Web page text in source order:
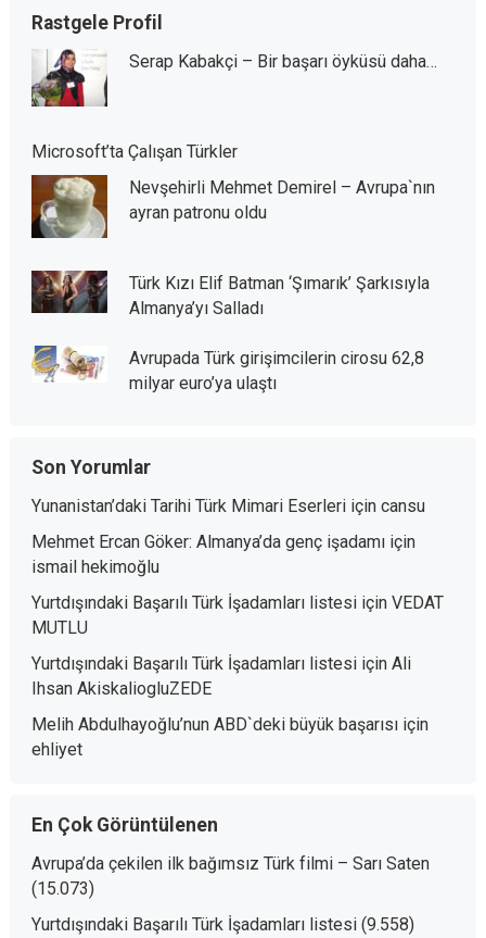
Rastgele Profil
Serap Kabakçi – Bir başarı öyküsü daha…
Microsoft’ta Çalışan Türkler
Nevşehirli Mehmet Demirel – Avrupa`nın
ayran patronu oldu
Türk Kızı Elif Batman ‘Şımarık’ Şarkısıyla
Almanya’yı Salladı
Avrupada Türk girişimcilerin cirosu 62,8
milyar euro’ya ulaştı
Son Yorumlar
Yunanistan’daki Tarihi Türk Mimari Eserleriiçin cansu
Mehmet Ercan Göker: Almanya’da genç işadamıiçin
ismail hekimoğlu
Yurtdışındaki Başarılı Türk İşadamları listesiiçin VEDAT
MUTLU
Yurtdışındaki Başarılı Türk İşadamları listesiiçin Ali
Ihsan AkiskaliogluZEDE
Melih Abdulhayoğlu’nun ABD`deki büyük başarısıiçin
ehliyet
En Çok Görüntülenen
Avrupa’da çekilen ilk bağımsız Türk filmi – Sarı Saten
(15.073)
Yurtdışındaki Başarılı Türk İşadamları listesi (9.558)